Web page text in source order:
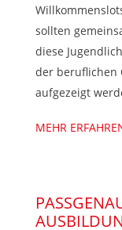
sollten
diese
der beruflichen
aufgezeigt
MEHR